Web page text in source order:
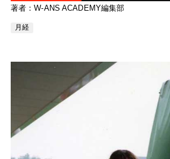
著者：W-ANS ACADEMY編集部
月経